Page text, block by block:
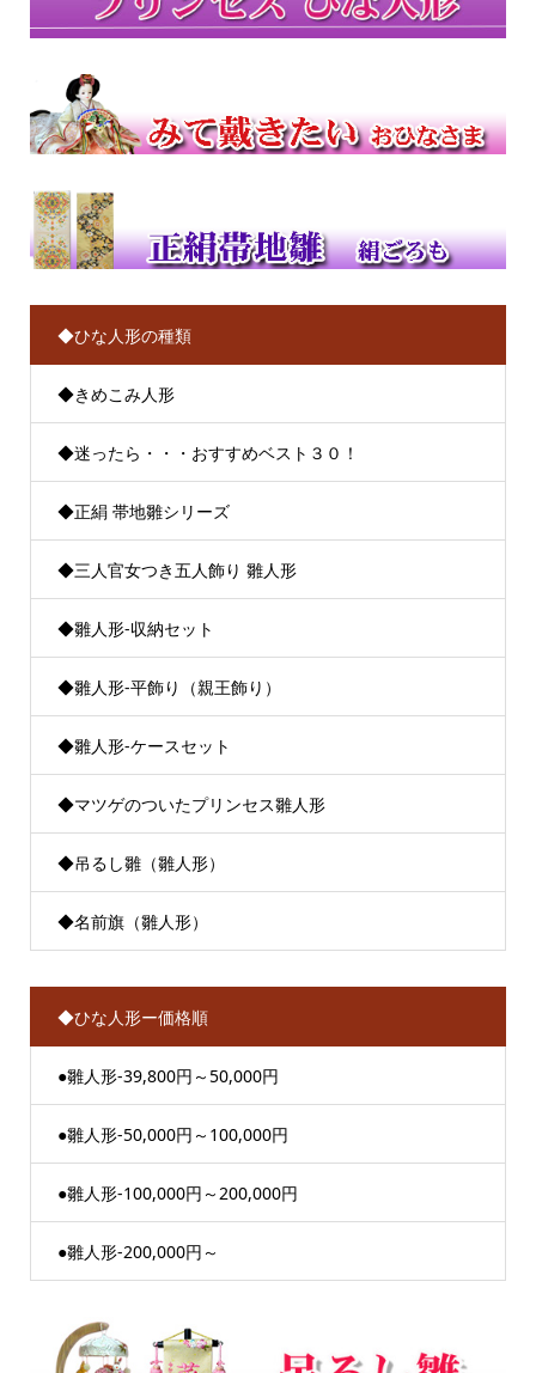
◆ひな人形の種類
◆きめこみ人形
◆迷ったら・・・おすすめベスト３０！
◆正絹 帯地雛シリーズ
◆三人官女つき五人飾り 雛人形
◆雛人形-収納セット
◆雛人形-平飾り（親王飾り）
◆雛人形-ケースセット
◆マツゲのついたプリンセス雛人形
◆吊るし雛（雛人形）
◆名前旗（雛人形）
◆ひな人形ー価格順
●雛人形-39,800円～50,000円
●雛人形-50,000円～100,000円
●雛人形-100,000円～200,000円
●雛人形-200,000円～